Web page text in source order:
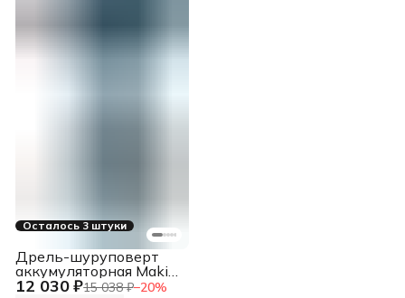
Осталось 3 штуки
12 030 ₽15 038 ₽−20%
Дрель-шуруповерт
аккумуляторная Makita
DDF485Z